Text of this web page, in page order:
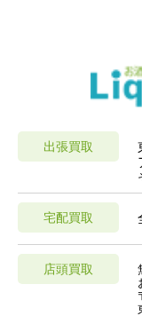
出張買取
宅配買取
店頭買取